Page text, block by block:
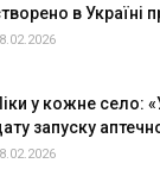
в Україні
у кожне село:
запуску